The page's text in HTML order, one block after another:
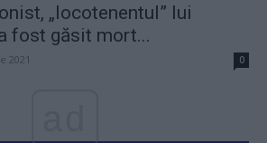
„locotenentul” lui
fost găsit mort...
2021 0